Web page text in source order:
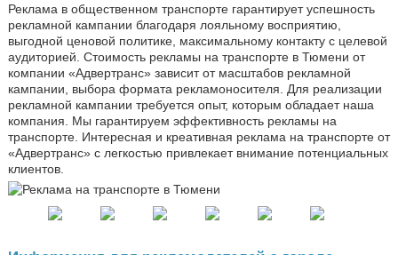
Реклама в общественном транспорте гарантирует успешность
рекламной кампании благодаря лояльному восприятию,
выгодной ценовой политике, максимальному контакту с целевой
аудиторией. Стоимость рекламы на транспорте в Тюмени от
компании «Адвертранс» зависит от масштабов рекламной
кампании, выбора формата рекламоносителя. Для реализации
рекламной кампании требуется опыт, которым обладает наша
компания. Мы гарантируем эффективность рекламы на
транспорте. Интересная и креативная реклама на транспорте от
«Адвертранс» с легкостью привлекает внимание потенциальных
клиентов.